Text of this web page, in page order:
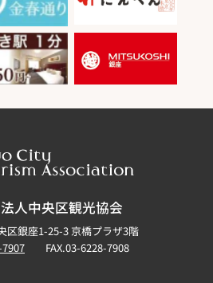
人中央区観光協会
区銀座1-25-3 京橋プラザ3階
FAX.03-6228-7908